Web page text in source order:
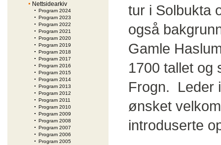
Nettsidearkiv
Program 2024
Program 2023
Program 2022
Program 2021
Program 2020
Program 2019
Program 2018
Program 2017
Program 2016
Program 2015
Program 2014
Program 2013
Program 2012
Program 2011
Program 2010
Program 2009
Program 2008
Program 2007
Program 2006
Program 2005
tur i Solbukta
også
Gamle
1700 tallet og
Frogn. Leder
ønsket
introduserte